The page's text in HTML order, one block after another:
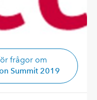
frågor om
Summit 2019